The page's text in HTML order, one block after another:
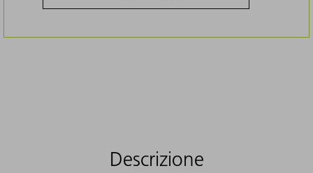
Descrizione